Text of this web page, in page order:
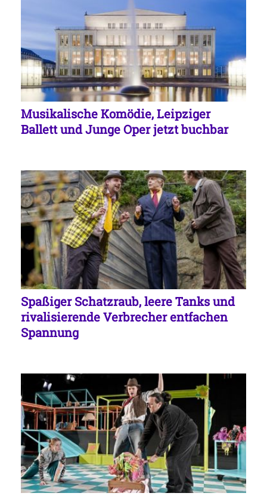
Musikalische Komödie, Leipziger
Ballett und Junge Oper jetzt buchbar
Spaßiger Schatzraub, leere Tanks und
rivalisierende Verbrecher entfachen
Spannung